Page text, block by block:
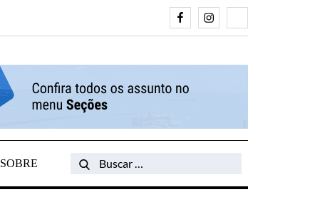
FacebookInstagram
SOBRE
Search
Search